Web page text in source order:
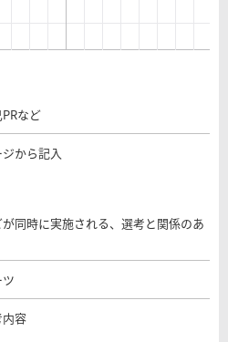
など
から記入
同時に実施される、選考と関係のあ
容